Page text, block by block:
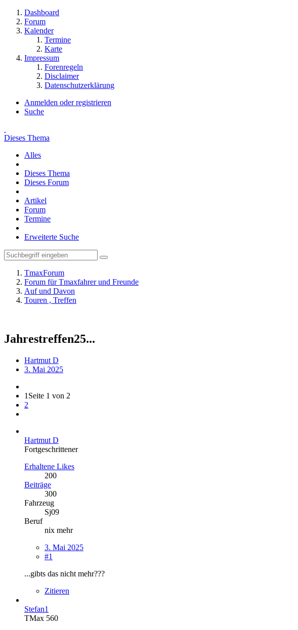
Dashboard
Forum
Kalender
Termine
Karte
Impressum
Forenregeln
Disclaimer
Datenschutzerklärung
Anmelden oder registrieren
Suche
Dieses Thema
Alles
Dieses Thema
Dieses Forum
Artikel
Forum
Termine
Erweiterte Suche
TmaxForum
Forum für Tmaxfahrer und Freunde
Auf und Davon
Touren , Treffen
Jahrestreffen25...
Hartmut D
3. Mai 2025
1 Seite 1 von 2
2
Hartmut D
Fortgeschrittener
Erhaltene Likes
200
Beiträge
300
Fahrzeug
Sj09
Beruf
nix mehr
3. Mai 2025
#1
...gibts das nicht mehr???
Zitieren
Stefan1
TMax 560